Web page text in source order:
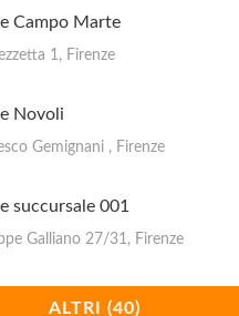
Comunale
Campo Marte
1, Firenze
Novoli
Gemignani , Firenze
succursale 001
Galliano 27/31, Firenze
succursale 002
ALTRI (40)